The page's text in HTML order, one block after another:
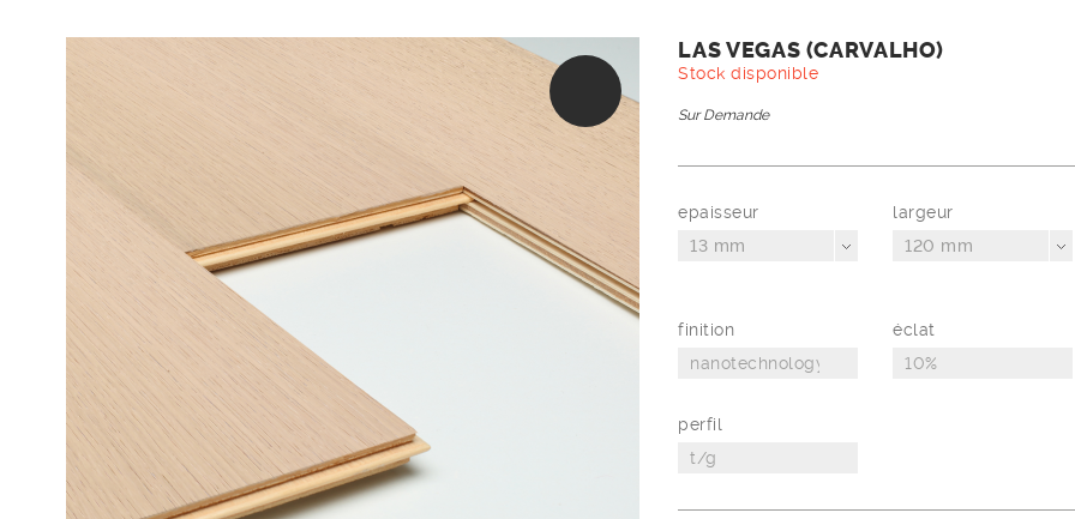
LAS VEGAS (CARVALHO)
Stock disponible
Sur Demande
epaisseur
13 mm
largeur
120 mm
finition éclat
perfil